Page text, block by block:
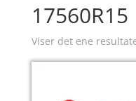
17560R15
Viser det ene